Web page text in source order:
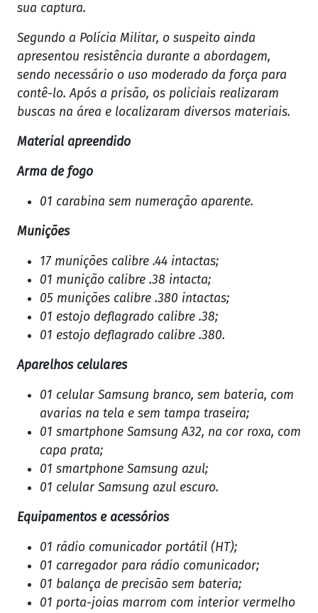
sua captura.
Segundo a Polícia Militar, o suspeito ainda
apresentou resistência durante a abordagem,
sendo necessário o uso moderado da força para
contê-lo. Após a prisão, os policiais realizaram
buscas na área e localizaram diversos materiais.
Material apreendido
Arma de fogo
01 carabina sem numeração aparente.
Munições
17 munições calibre .44 intactas;
01 munição calibre .38 intacta;
05 munições calibre .380 intactas;
01 estojo deflagrado calibre .38;
01 estojo deflagrado calibre .380.
Aparelhos celulares
01 celular Samsung branco, sem bateria, com
avarias na tela e sem tampa traseira;
01 smartphone Samsung A32, na cor roxa, com
capa prata;
01 smartphone Samsung azul;
01 celular Samsung azul escuro.
Equipamentos e acessórios
01 rádio comunicador portátil (HT);
01 carregador para rádio comunicador;
01 balança de precisão sem bateria;
01 porta-joias marrom com interior vermelho